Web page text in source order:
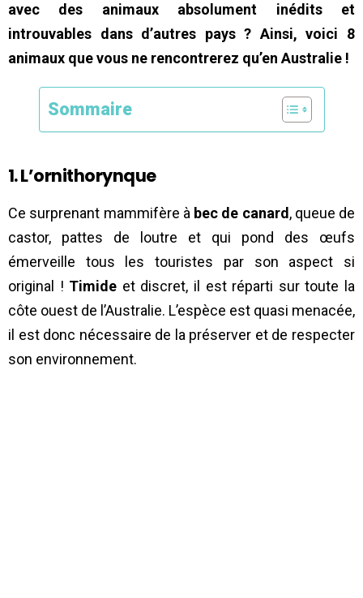
avec des animaux absolument inédits et
introuvables dans d’autres pays ? Ainsi, voici 8
animaux que vous ne rencontrerez qu’en Australie !
Sommaire
1. L’ornithorynque
Ce surprenant mammifère à bec de canard , queue de
castor, pattes de loutre et qui pond des œufs
émerveille tous les touristes par son aspect si
original ! Timide et discret, il est réparti sur toute la
côte ouest de l’Australie. L’espèce est quasi menacée,
il est donc nécessaire de la préserver et de respecter
son environnement.